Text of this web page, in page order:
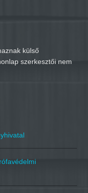
külső
szerkesztői nem